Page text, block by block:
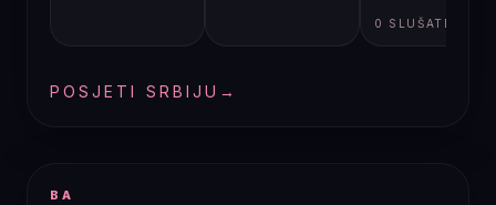
0 SLUŠATELJA
POSJETI SRBIJU →
BA